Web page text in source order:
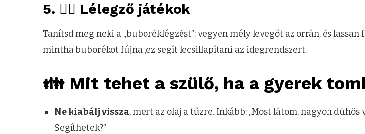
5. 🧘‍♀️ Lélegző játékok
Tanítsd meg neki a „buboréklégzést”: vegyen mély levegőt az orrán, és lassan
mintha buborékot fújna ,ez segít lecsillapítani az idegrendszert.
👪 Mit tehet a szülő, ha a gyerek
Ne kiabálj vissza, mert az olaj a tűzre. Inkább: „Most látom, nagyon dühös
Segíthetek?”